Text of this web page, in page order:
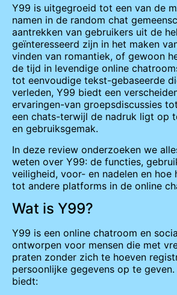
Y99 is uitgegroeid tot een van de
namen in de random chat
aantrekken van gebruikers uit de
geïnteresseerd zijn in het maken
vinden van romantiek, of gewoon
de tijd in levendige online
tot eenvoudige tekst-gebaseerde
verleden, Y99 biedt een
ervaringen-van groepsdiscussies
een chats-terwijl de nadruk ligt op
en gebruiksgemak.
In deze review onderzoeken we
weten over Y99: de functies,
veiligheid, voor- en nadelen en hoe
tot andere platforms in de online
Wat is Y99?
Y99 is een online chatroom en
ontworpen voor mensen die met
praten zonder zich te hoeven
persoonlijke gegevens op te
biedt: